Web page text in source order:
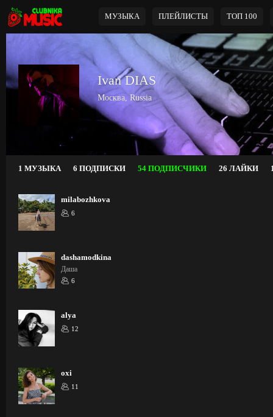
МУЗЫКА ПЛЕЙЛИСТЫ ТОП 100
Ivan DIAS
Москва, Russia
1 МУЗЫКА 6 ПОДПИСКИ 54 ПОДПИСЧИКИ 26 ЛАЙКИ
milabozhkova
6
dashamodkina
Даша
6
alya
12
oxi
11